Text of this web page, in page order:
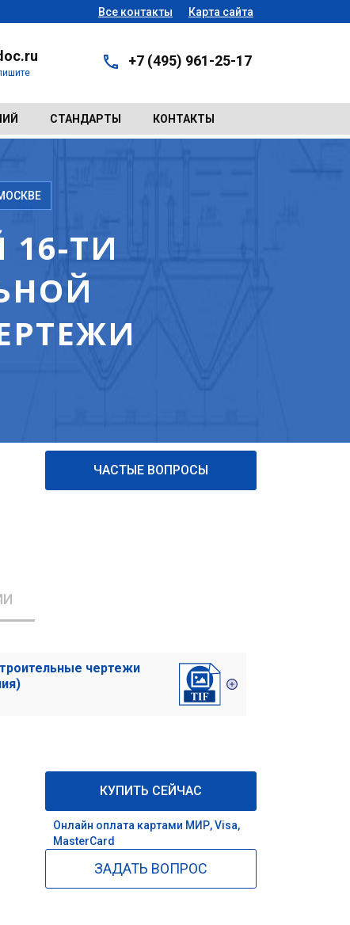
Все контакты Карта сайта
+7 (495) 961-25-17
СТАНДАРТЫ КОНТАКТЫ
ТИ
ЧАСТЫЕ ВОПРОСЫ
чертежи
КУПИТЬ СЕЙЧАС
Онлайн оплата картами МИР, Visa,
MasterCard
ЗАДАТЬ ВОПРОС